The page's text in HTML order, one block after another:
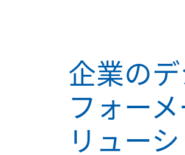
企業の
フォー
リュー